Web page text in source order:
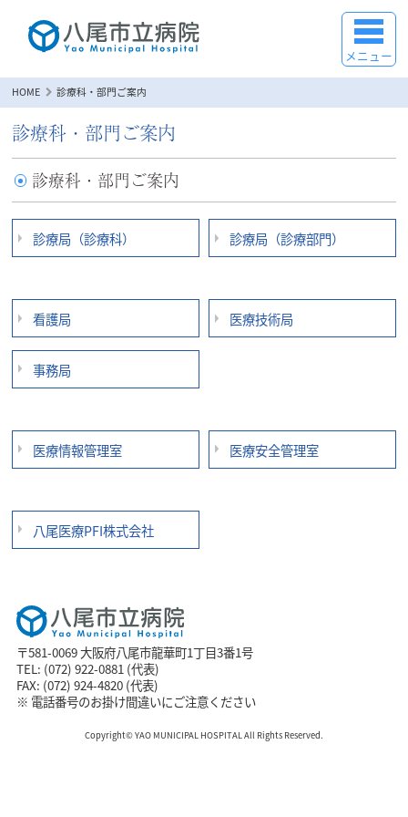
メニュー
HOME 診療科・部門ご案内
診療科・部門ご案内
診療科・部門ご案内
診療局（診療科） 診療局（診療部門）
看護局 医療技術局
事務局
医療情報管理室 医療安全管理室
八尾医療PFI株式会社
〒581-0069 大阪府八尾市龍華町1丁目3番1号
TEL: (072) 922-0881 (代表)
FAX: (072) 924-4820 (代表)
※ 電話番号のお掛け間違いにご注意ください
Copyright© YAO MUNICIPAL HOSPITAL All Rights Reserved.